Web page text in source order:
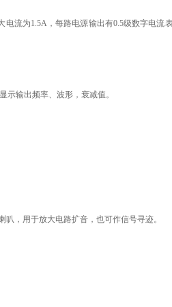
电流为1.5A，每路电源输出有0.5级数字电流
显示输出频率、波形，衰减值。
叭，用于放大电路扩音，也可作信号寻迹。